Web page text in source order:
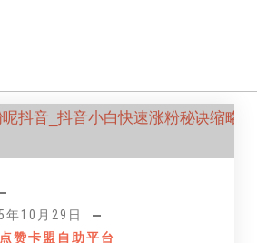
年10月29日
赞卡盟自助平台